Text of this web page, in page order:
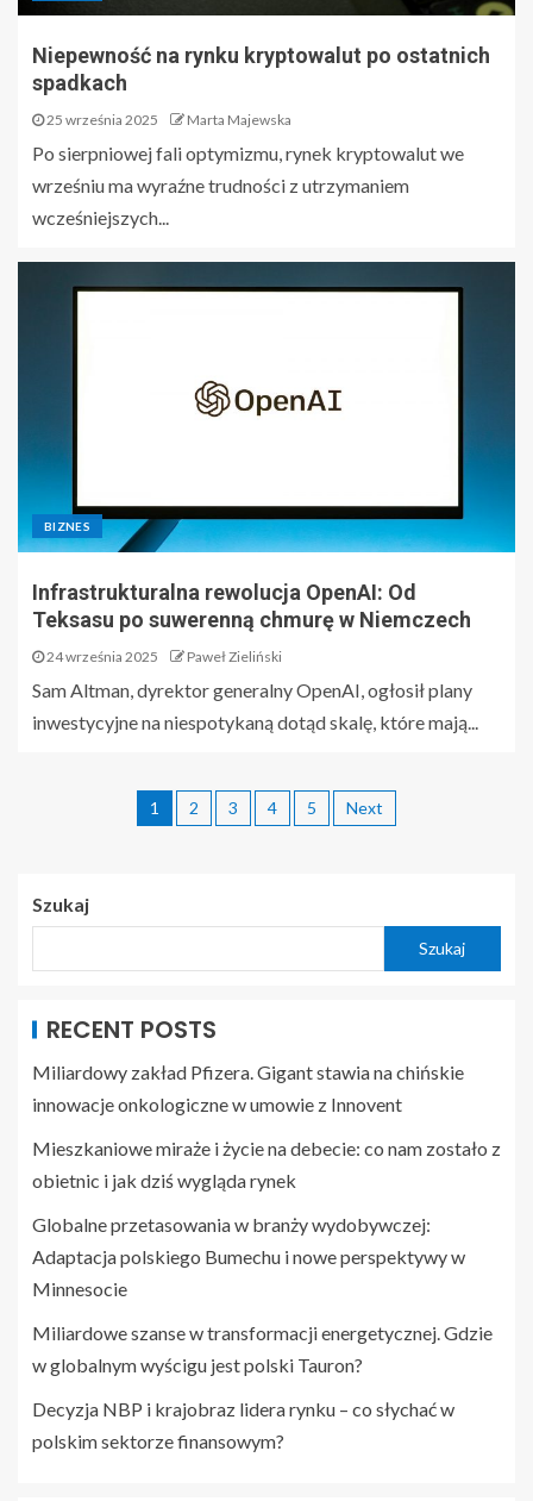
Niepewność na rynku kryptowalut po ostatnich
spadkach
25 września 2025 Marta Majewska
Po sierpniowej fali optymizmu, rynek kryptowalut we
wrześniu ma wyraźne trudności z utrzymaniem
wcześniejszych...
BIZNES
Infrastrukturalna rewolucja OpenAI: Od
Teksasu po suwerenną chmurę w Niemczech
24 września 2025 Paweł Zieliński
Sam Altman, dyrektor generalny OpenAI, ogłosił plany
inwestycyjne na niespotykaną dotąd skalę, które mają...
1 2 3 4 5 Next
Szukaj
Szukaj
RECENT POSTS
Miliardowy zakład Pfizera. Gigant stawia na chińskie
innowacje onkologiczne w umowie z Innovent
Mieszkaniowe miraże i życie na debecie: co nam zostało z
obietnic i jak dziś wygląda rynek
Globalne przetasowania w branży wydobywczej:
Adaptacja polskiego Bumechu i nowe perspektywy w
Minnesocie
Miliardowe szanse w transformacji energetycznej. Gdzie
w globalnym wyścigu jest polski Tauron?
Decyzja NBP i krajobraz lidera rynku – co słychać w
polskim sektorze finansowym?